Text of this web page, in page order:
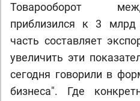
Товарооборот
приблизился к 3
часть составляет
увеличить эти
сегодня говорили в
бизнеса". Где